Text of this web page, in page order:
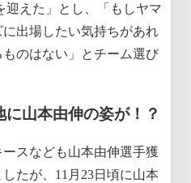
迎えた」とし、「もしヤマ
出場したい気持ちがあれ
のはない」とチーム選び
山本由伸の姿が！？
スなども山本由伸選手獲
たが、11月23日頃に山本